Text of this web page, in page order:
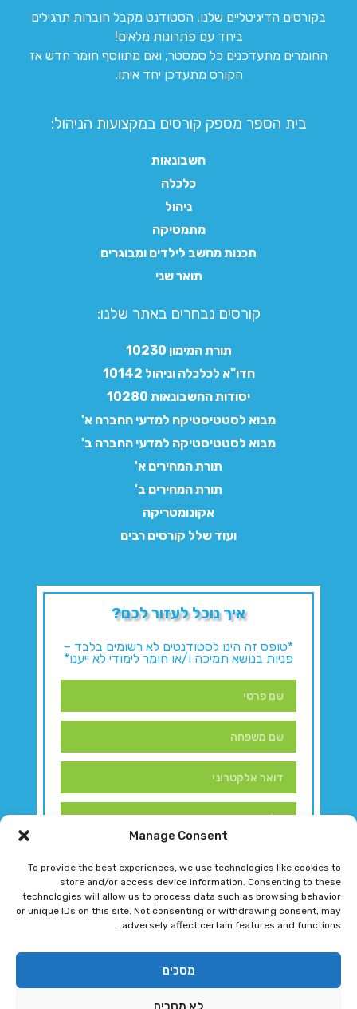
Manage Consent
To provide the best experiences, we use technologies like cookies to
store and/or access device information. Consenting to these
technologies will allow us to process data such as browsing behavior
or unique IDs on this site. Not consenting or withdrawing consent, may
adversely affect certain features and functions.
מסכים
בקורסים הדיגיטליים שלנו, הסטודנט מקבל חוברות תרגילים
ביחד עם פתרונות מלאים!
החומרים מתעדכנים כל סמסטר, ואם מתווסף חומר חדש אז
הקורס מתעדכן יחד איתו.
בית הספר מספק קורסים במקצועות הניהול:
חשבונאות
כלכלה
ניהול
מתמטיקה
תכנות מחשב לילדים ומבוגרים
תואר שני
קורסים נבחרים באתר שלנו:​
תורת המימון 10230
חדו"א לכלכלה וניהול 10142
יסודות החשבונאות 10280
מבוא לסטטיסטיקה למדעי החברה א'
מבוא לסטטיסטיקה למדעי החברה ב'
תורת המחירים א'
תורת המחירים ב'
אקונומטריקה
ועוד שלל קורסים רבים
איך נוכל לעזור לכם?
*טופס זה הינו לסטודנטים לא רשומים בלבד –
פניות בנושא תמיכה ו/או חומר לימודי לא ייענו*